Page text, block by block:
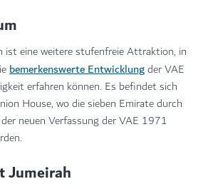
ist eine weitere stufenfreie Attraktion, in
bemerkenswerte Entwicklungder VAE
erfahren können. Es befindet sich
House, wo die sieben Emirate durch
neuen Verfassung der VAE 1971
Jumeirah